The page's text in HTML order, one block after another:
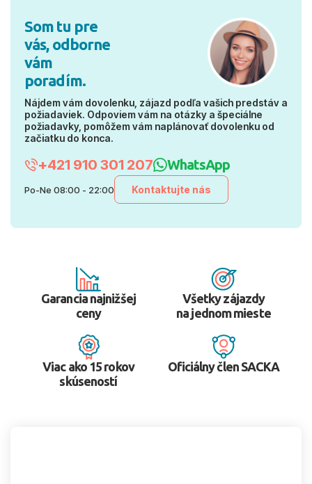
Som tu pre
vás, odborne
vám
poradím.
Nájdem vám dovolenku, zájazd podľa vašich predstáv a
požiadaviek. Odpoviem vám na otázky a špeciálne
požiadavky, pomôžem vám naplánovať dovolenku od
začiatku do konca.
+421 910 301 207 WhatsApp
Po-Ne 08:00 - 22:00 Kontaktujte nás
Garancia najnižšej
ceny
Všetky zájazdy
na jednom mieste
Viac ako 15 rokov
skúseností
Oficiálny člen SACKA